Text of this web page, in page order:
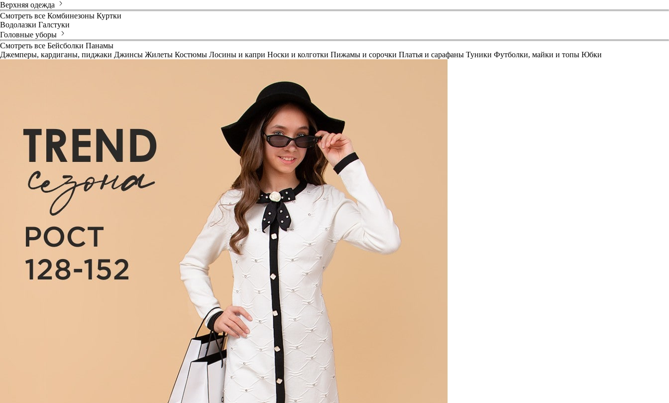
Верхняя одежда
Смотреть все Комбинезоны Куртки
Водолазки Галстуки
Головные уборы
Смотреть все Бейсболки Панамы
Джемперы, кардиганы, пиджаки Джинсы Жилеты Костюмы Лосины и капри Носки и колготки Пижамы и сорочки Платья и сарафаны Туники Футболки, майки и топы Юбки